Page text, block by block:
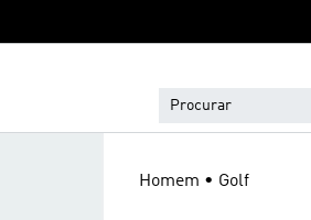
Homem • Golf